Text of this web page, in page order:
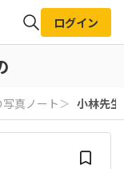
検索
ログイン
真ノート ＞ 小林先